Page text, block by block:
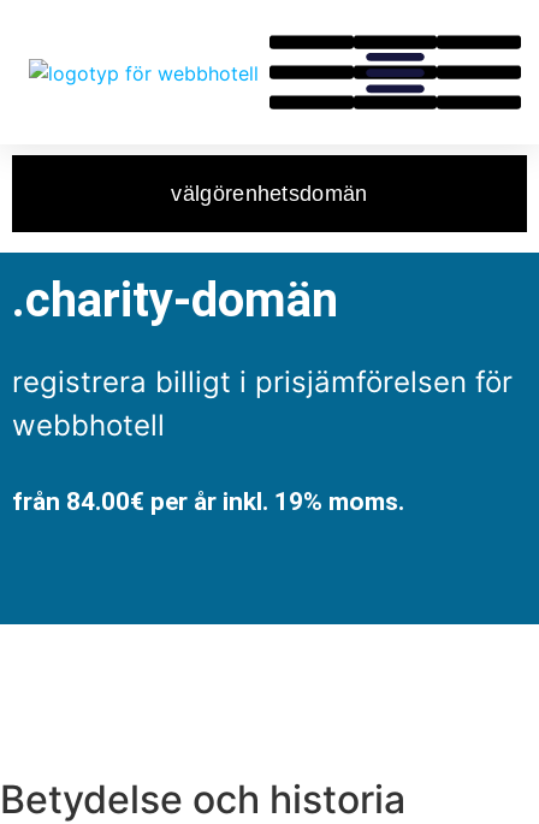
välgörenhetsdomän
.charity-domän
registrera billigt i prisjämförelsen för
webbhotell
från 84.00€ per år inkl. 19% moms.
Betydelse och historia